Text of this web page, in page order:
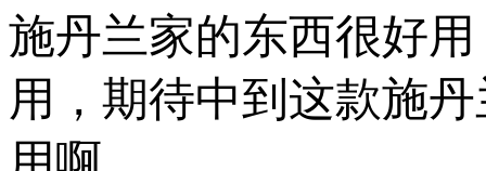
施丹兰家的东西很好
用，期待中到这款施